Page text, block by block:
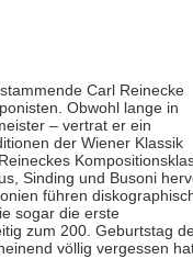
Carl Reinecke
Obwohl lange in
– vertrat er ein
der Wiener Klassik
Sinding und Busoni
führen
sogar die erste
zum 200. Geburtstag
völlig vergessen